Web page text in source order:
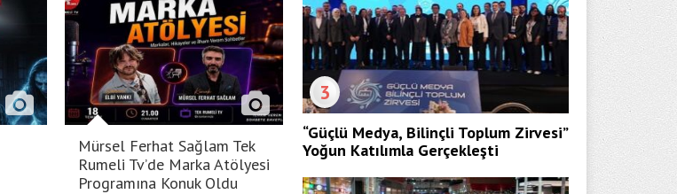
Mürsel Ferhat Sağlam Tek
Rumeli Tv’de Marka Atölyesi
Programına Konuk Oldu
3
“Güçlü Medya, Bilinçli Toplum Zirvesi”
Yoğun Katılımla Gerçekleşti